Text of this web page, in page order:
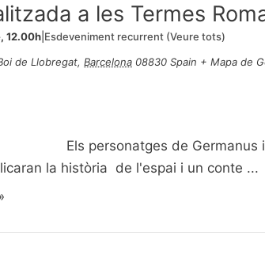
a les Termes
12.00h Esdeveniment recurrent (Veure tots)
de Llobregat, Barcelona 08830 Spain + Mapa de
Els personatges de
la història de l'espai i un conte ...